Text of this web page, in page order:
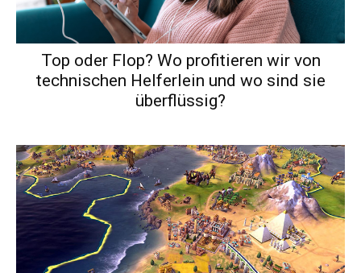
Top oder Flop? Wo profitieren wir von
technischen Helferlein und wo sind sie
überflüssig?